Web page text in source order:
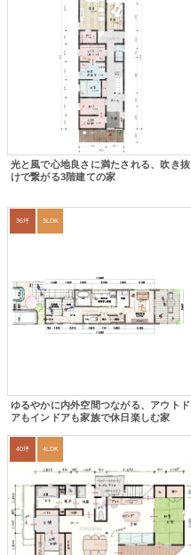
光と風で心地良さに満たされる、吹き抜
けで繋がる3階建ての家
36坪 3LDK
ゆるやかに内外空間つながる、アウトド
アもインドアも家族で休日楽しむ家
40坪 4LDK